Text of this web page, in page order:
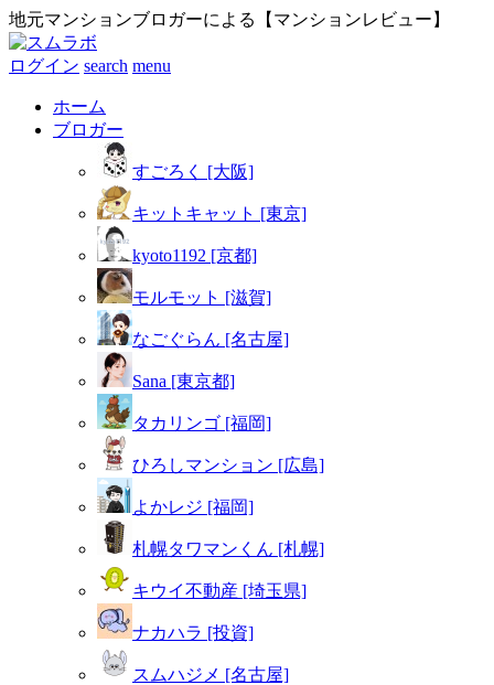
地元マンションブロガーによる【マンションレビュー】
ログイン search menu
ホーム
ブロガー
すごろく [大阪]
キットキャット [東京]
kyoto1192 [京都]
モルモット [滋賀]
なごぐらん [名古屋]
Sana [東京都]
タカリンゴ [福岡]
ひろしマンション [広島]
よかレジ [福岡]
札幌タワマンくん [札幌]
キウイ不動産 [埼玉県]
ナカハラ [投資]
スムハジメ [名古屋]